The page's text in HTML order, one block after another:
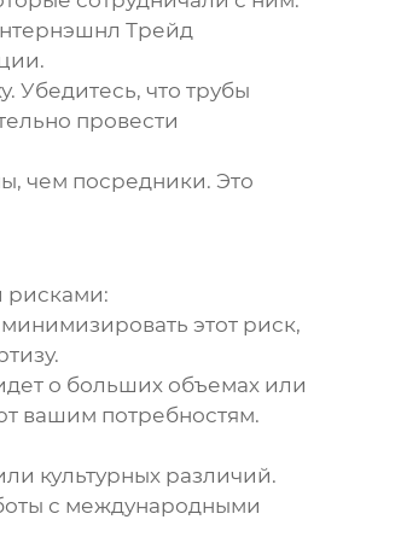
Трейд
Убедитесь, что трубы
провести
чем посредники. Это
рисками:
этот риск,
о больших объемах или
вашим потребностям.
культурных различий.
с международными